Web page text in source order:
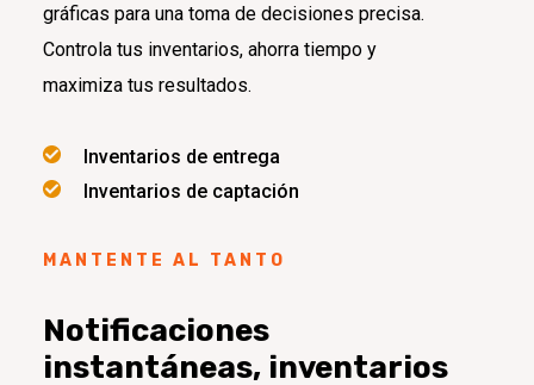
gráficas para una toma de decisiones precisa.
Controla tus inventarios, ahorra tiempo y
maximiza tus resultados.
Inventarios de entrega
Inventarios de captación
MANTENTE AL TANTO
Notificaciones
instantáneas, inventarios